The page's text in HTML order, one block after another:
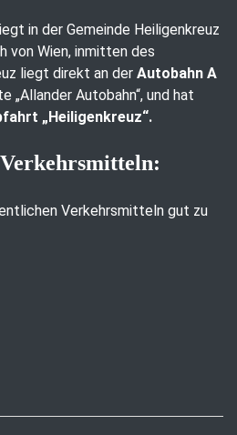
in der Gemeinde Heiligenkreuz
von Wien, inmitten des
liegt direkt an der Autobahn A
„Allander Autobahn“, und hat
„Heiligenkreuz“.
Verkehrsmitteln gut zu